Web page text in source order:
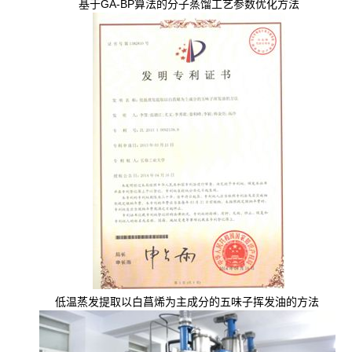
基于GA-BP算法的分子蒸馏工艺参数优化方法
低温蒸发提取以白菖烯为主成分的五味子挥发油的方法